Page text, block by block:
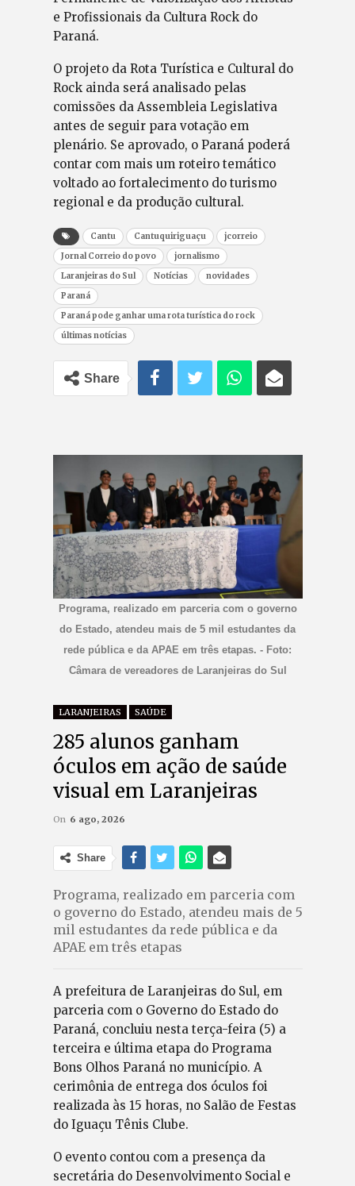
e Profissionais da Cultura Rock do
Paraná.
O projeto da Rota Turística e Cultural do
Rock ainda será analisado pelas
comissões da Assembleia Legislativa
antes de seguir para votação em
plenário. Se aprovado, o Paraná poderá
contar com mais um roteiro temático
voltado ao fortalecimento do turismo
regional e da produção cultural.
Cantu Cantuquiriguaçu
jcorreio
Jornal Correio do povo
jornalismo
Laranjeiras do Sul
Notícias
novidades
Paraná
Paraná pode ganhar uma rota turística do rock
últimas notícias
Share
Programa, realizado em parceria com o governo
do Estado, atendeu mais de 5 mil estudantes da
rede pública e da APAE em três etapas. - Foto:
Câmara de vereadores de Laranjeiras do Sul
LARANJEIRAS SAÚDE
285 alunos ganham
óculos em ação de saúde
visual em Laranjeiras
On 6 ago, 2026
Share
Programa, realizado em parceria com
o governo do Estado, atendeu mais de 5
mil estudantes da rede pública e da
APAE em três etapas
A prefeitura de Laranjeiras do Sul, em
parceria com o Governo do Estado do
Paraná, concluiu nesta terça-feira (5) a
terceira e última etapa do Programa
Bons Olhos Paraná no município. A
cerimônia de entrega dos óculos foi
realizada às 15 horas, no Salão de Festas
do Iguaçu Tênis Clube.
O evento contou com a presença da
secretária do Desenvolvimento Social e